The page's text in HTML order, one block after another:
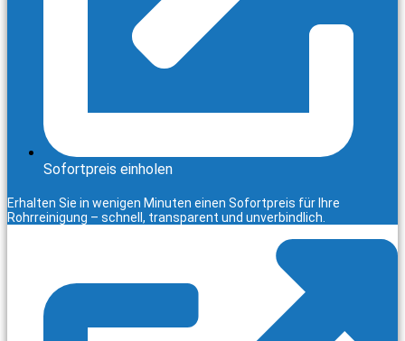
Sofortpreis einholen
Erhalten Sie in wenigen Minuten einen Sofortpreis für Ihre
Rohrreinigung – schnell, transparent und unverbindlich.